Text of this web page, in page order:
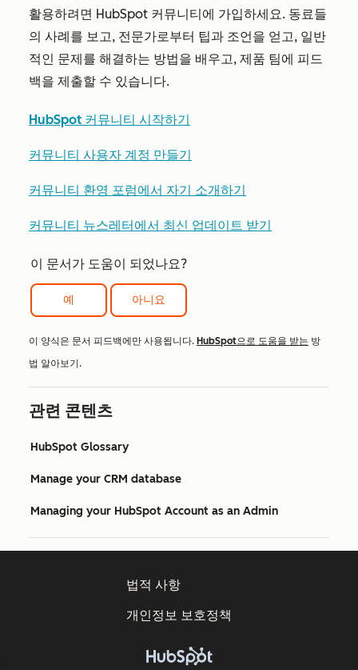
활용하려면 HubSpot 커뮤니티에 가입하세요. 동료들
의 사례를 보고, 전문가로부터 팁과 조언을 얻고, 일반
적인 문제를 해결하는 방법을 배우고, 제품 팀에 피드
백을 제출할 수 있습니다.
HubSpot 커뮤니티 시작하기
커뮤니티 사용자 계정 만들기
커뮤니티 환영 포럼에서 자기 소개하기
커뮤니티 뉴스레터에서 최신 업데이트 받기
이 문서가 도움이 되었나요?
예 아니요
이 양식은 문서 피드백에만 사용됩니다. HubSpot으로 도움을 받는 방
법 알아보기.
관련 콘텐츠
HubSpot Glossary
Manage your CRM database
Managing your HubSpot Account as an Admin
법적 사항
개인정보 보호정책